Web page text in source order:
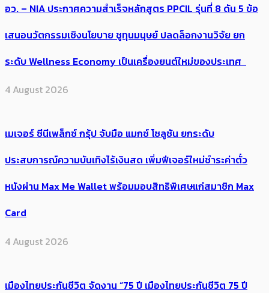
อว. – NIA ประกาศความสำเร็จหลักสูตร PPCIL รุ่นที่ 8 ดัน 5 ข้อ
เสนอนวัตกรรมเชิงนโยบาย ชูทุนมนุษย์ ปลดล็อกงานวิจัย ยก
ระดับ Wellness Economy เป็นเครื่องยนต์ใหม่ของประเทศ
4 August 2026
เมเจอร์ ซีนีเพล็กซ์ กรุ้ป จับมือ แมกซ์ โซลูชัน ยกระดับ
ประสบการณ์ความบันเทิงไร้เงินสด เพิ่มฟีเจอร์ใหม่ชำระค่าตั๋ว
หนังผ่าน Max Me Wallet พร้อมมอบสิทธิพิเศษแก่สมาชิก Max
Card
4 August 2026
เมืองไทยประกันชีวิต จัดงาน “75 ปี เมืองไทยประกันชีวิต 75 ปี